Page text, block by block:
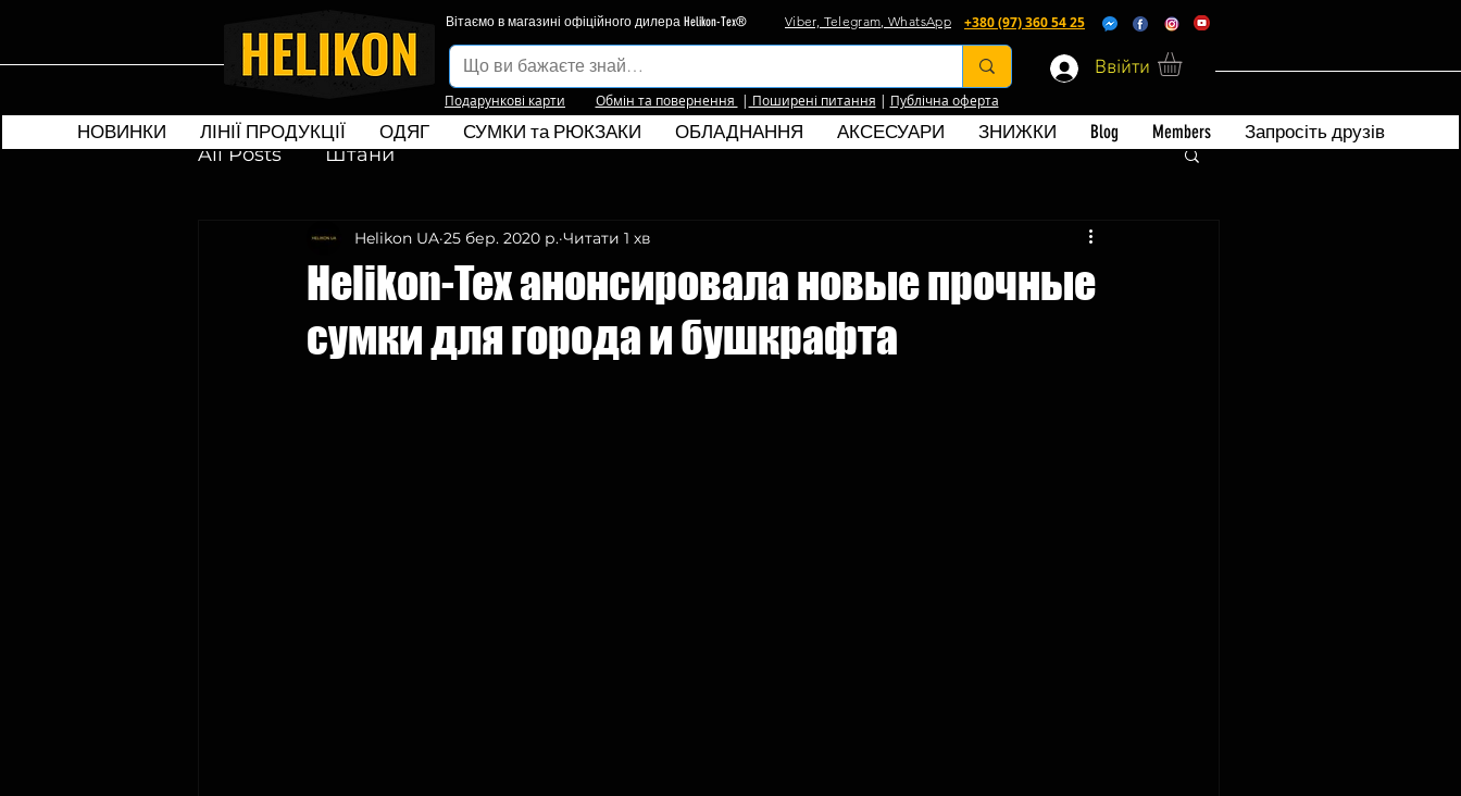
Вітаємо в магазині офіційного дилера Helikon-Tex® +380 (97) 360 54 25
Viber, Telegram, WhatsApp
Ввійти
Подарункові карти Обмін та повернення | Поширені питання | Публічна оферта
НОВИНКИ ЛІНІЇ ПРОДУКЦІЇ ОДЯГ СУМКИ та РЮКЗАКИ ОБЛАДНАННЯ АКСЕСУАРИ ЗНИЖКИ Blog Members Запросіть друзів
All Posts Штани
Helikon-Tex анонсировала новые прочные
сумки для города и бушкрафта
Helikon UA 25 бер. 2020 р. Читати 1 хв